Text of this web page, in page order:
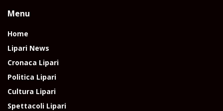
Menu
Home
Lipari News
Cronaca Lipari
Politica Lipari
Cultura Lipari
Spettacoli Lipari